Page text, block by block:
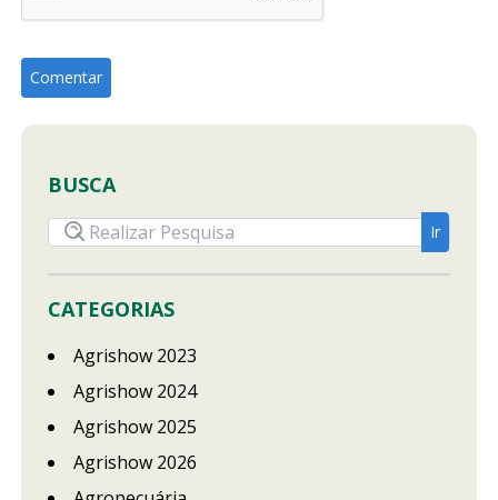
BUSCA
CATEGORIAS
Agrishow 2023
Agrishow 2024
Agrishow 2025
Agrishow 2026